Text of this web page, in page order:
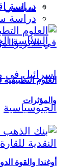
سياسي
أوغندا والقوة
دراسة
دراسة
العلوم
والمؤثرات